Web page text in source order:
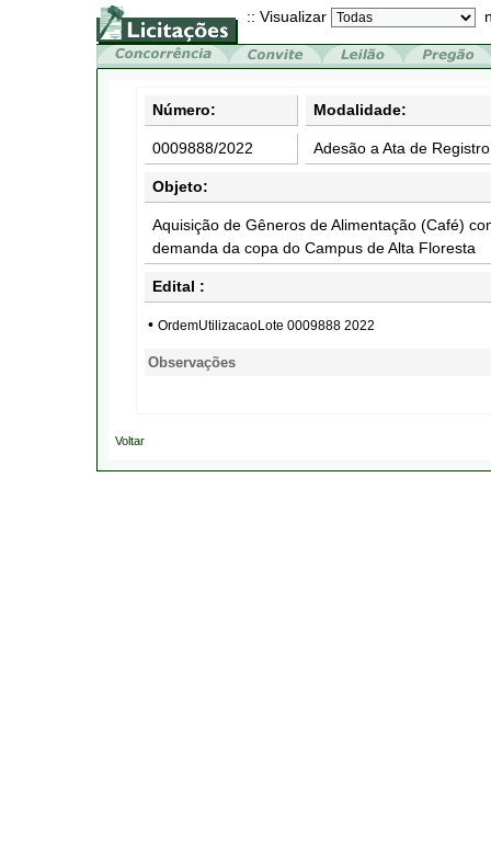
:: Visualizar
Número: Modalidade:
0009888/2022 Adesão a Ata de
Objeto:
Aquisição de Gêneros de Alimentação (Café)
demanda da copa do Campus de Alta Floresta
Edital :
• OrdemUtilizacaoLote 0009888 2022
Observações
Voltar